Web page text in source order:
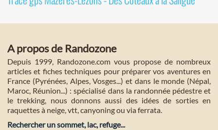
A propos de Randozone
Depuis 1999, Randozone.com vous propose de nombreux
articles et fiches techniques pour préparer vos aventures en
France (Pyrénées, Alpes, Vosges...) et dans le monde (Népal,
Maroc, Réunion...) : spécialisé dans la randonnée pédestre et
le trekking, nous donnons aussi des idées de sorties en
raquettes à neige, vtt, canyoning ou via ferrata.
Rechercher un sommet, lac, refuge...